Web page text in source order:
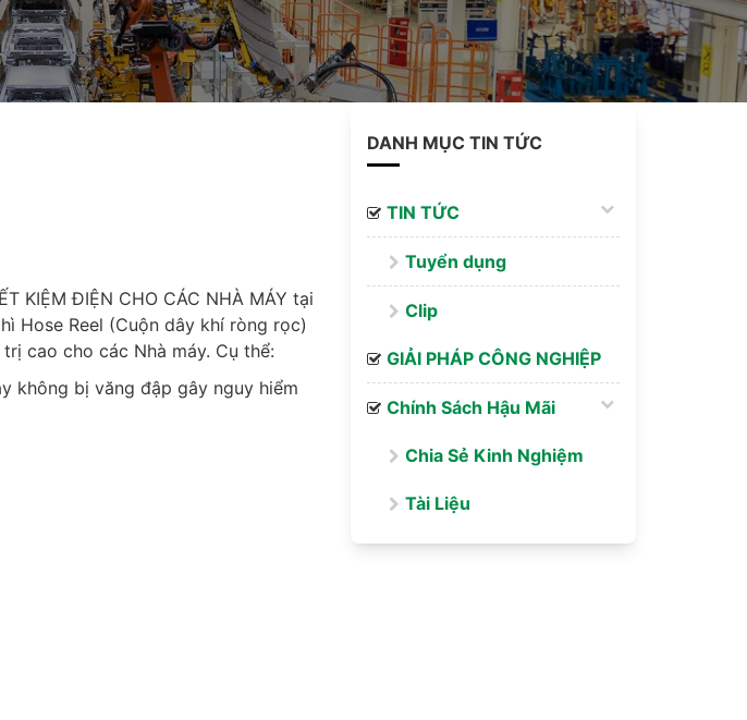
KIỆM ĐIỆN CHO CÁC NHÀ MÁY tại
Hose Reel (Cuộn dây khí ròng rọc)
cao cho các Nhà máy. Cụ thể:
không bị văng đập gây nguy hiểm
DANH MỤC TIN TỨC
TIN TỨC
Tuyển dụng
Clip
GIẢI PHÁP CÔNG NGHIỆP
Chính Sách Hậu Mãi
Chia Sẻ Kinh Nghiệm
Tài Liệu